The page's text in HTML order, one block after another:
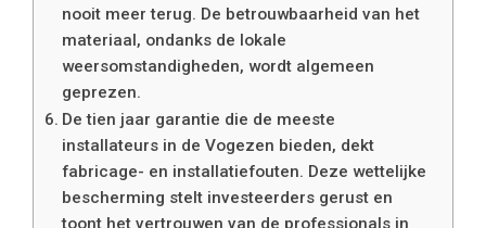
nooit meer terug. De betrouwbaarheid van het
materiaal, ondanks de lokale
weersomstandigheden, wordt algemeen
geprezen.
De tien jaar garantie die de meeste
installateurs in de Vogezen bieden, dekt
fabricage- en installatiefouten. Deze wettelijke
bescherming stelt investeerders gerust en
toont het vertrouwen van de professionals in